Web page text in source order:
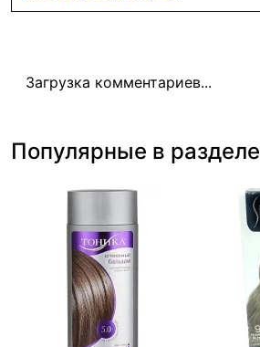
Загрузка комментариев...
Популярные в разделе